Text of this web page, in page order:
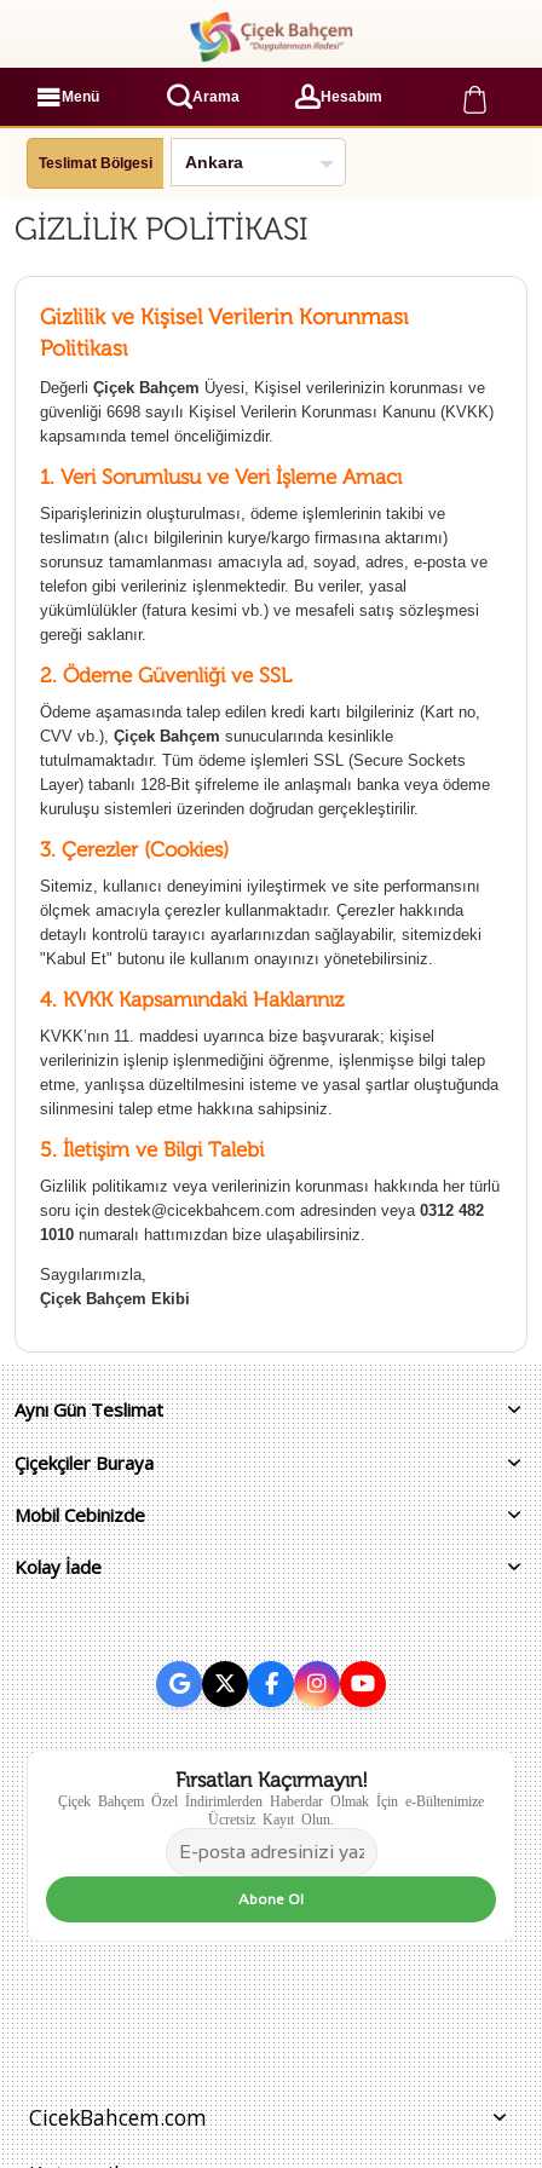
Menü Arama Hesabım
Teslimat Bölgesi
GİZLİLİK POLİTİKASI
Gizlilik ve Kişisel Verilerin Korunması
Politikası
Değerli Çiçek Bahçem Üyesi, Kişisel verilerinizin korunması ve
güvenliği 6698 sayılı Kişisel Verilerin Korunması Kanunu (KVKK)
kapsamında temel önceliğimizdir.
1. Veri Sorumlusu ve Veri İşleme Amacı
Siparişlerinizin oluşturulması, ödeme işlemlerinin takibi ve
teslimatın (alıcı bilgilerinin kurye/kargo firmasına aktarımı)
sorunsuz tamamlanması amacıyla ad, soyad, adres, e-posta ve
telefon gibi verileriniz işlenmektedir. Bu veriler, yasal
yükümlülükler (fatura kesimi vb.) ve mesafeli satış sözleşmesi
gereği saklanır.
2. Ödeme Güvenliği ve SSL
Ödeme aşamasında talep edilen kredi kartı bilgileriniz (Kart no,
CVV vb.), Çiçek Bahçem sunucularında kesinlikle
tutulmamaktadır. Tüm ödeme işlemleri SSL (Secure Sockets
Layer) tabanlı 128-Bit şifreleme ile anlaşmalı banka veya ödeme
kuruluşu sistemleri üzerinden doğrudan gerçekleştirilir.
3. Çerezler (Cookies)
Sitemiz, kullanıcı deneyimini iyileştirmek ve site performansını
ölçmek amacıyla çerezler kullanmaktadır. Çerezler hakkında
detaylı kontrolü tarayıcı ayarlarınızdan sağlayabilir, sitemizdeki
"Kabul Et" butonu ile kullanım onayınızı yönetebilirsiniz.
4. KVKK Kapsamındaki Haklarınız
KVKK’nın 11. maddesi uyarınca bize başvurarak; kişisel
verilerinizin işlenip işlenmediğini öğrenme, işlenmişse bilgi talep
etme, yanlışsa düzeltilmesini isteme ve yasal şartlar oluştuğunda
silinmesini talep etme hakkına sahipsiniz.
5. İletişim ve Bilgi Talebi
Gizlilik politikamız veya verilerinizin korunması hakkında her türlü
soru için destek@cicekbahcem.com adresinden veya 0312 482
1010 numaralı hattımızdan bize ulaşabilirsiniz.
Saygılarımızla,
Çiçek Bahçem Ekibi
Aynı Gün Teslimat
Çiçekçiler Buraya
Mobil Cebinizde
Kolay İade
Fırsatları Kaçırmayın!
Çiçek Bahçem Özel İndirimlerden Haberdar Olmak İçin e-Bültenimize
Ücretsiz Kayıt Olun.
Abone Ol
CicekBahcem.com